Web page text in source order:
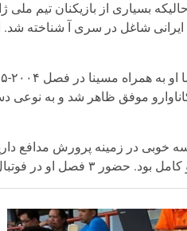
بسیاری از بازیکنان تیم
شاغل در سری آ شناخته شد.
موفق ظاهر شد و به نوعی
خوبی در زمینه پرورش مدافع
دهنده توانایی اش است.